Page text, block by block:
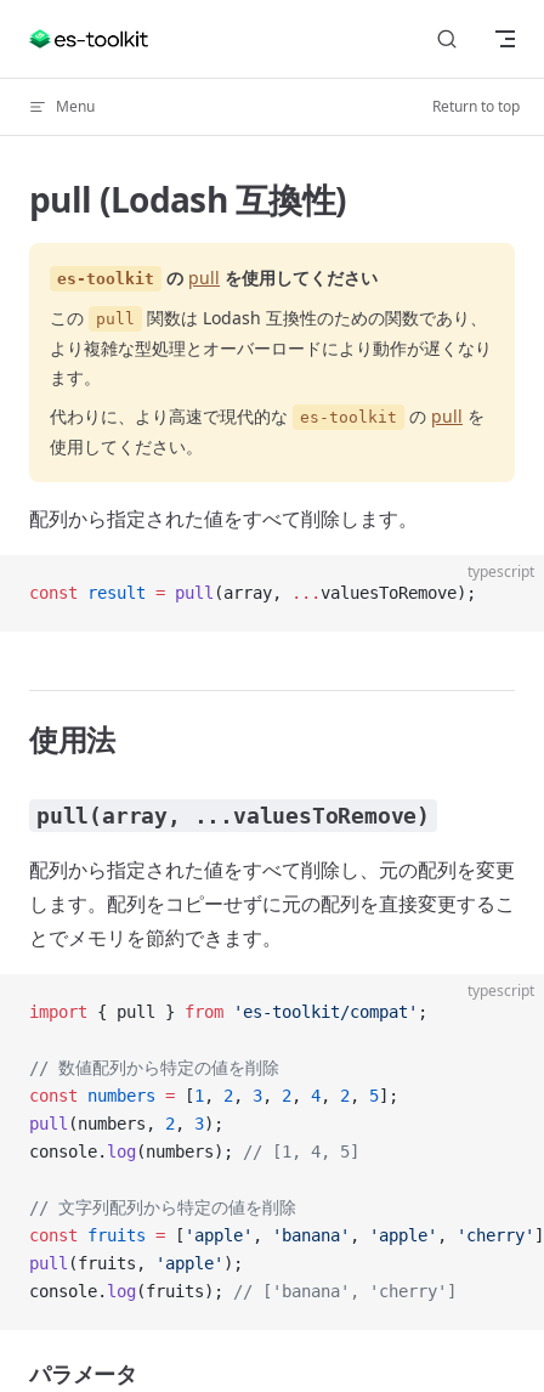
Skip to content
Menu Return to top
pull (Lodash 互換性)
es-toolkit の pull を使用してください
この
pull
関数は Lodash 互換性のための関数であり、
より複雑な型処理とオーバーロードにより動作が遅くなり
ます。
代わりに、より高速で現代的な
es-toolkit の pull を
使用してください。
配列から指定された値をすべて削除します。
typescript
const result = pull (array, ...valuesToRemove);
使用法
pull(array, ...valuesToRemove)
配列から指定された値をすべて削除し、元の配列を変更
します。配列をコピーせずに元の配列を直接変更するこ
とでメモリを節約できます。
typescript
import { pull } from 'es-toolkit/compat' ;
// 数値配列から特定の値を削除
const numbers = [1 , 2, 3, 2, 4, 2, 5];
pull (numbers, 2, 3);
console. log (numbers); // [1, 4, 5]
// 文字列配列から特定の値を削除
const fruits = [ 'apple' , 'banana' , 'apple' , 'cherry'
pull (fruits, 'apple' );
console. log (fruits); // ['banana', 'cherry']
パラメータ